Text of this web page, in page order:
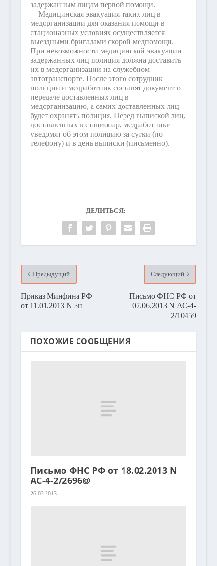
задержанным лицам первой помощи.
Медицинская эвакуация таких лиц в
медорганизации для оказания помощи в
стационарных условиях осуществляется
выездными бригадами скорой медпомощи.
При невозможности медицинской эвакуации
задержанных лиц полиция должна доставить
их в медорганизации на служебном
автотранспорте. После этого сотрудник
полиции и медработник составят документ о
передаче доставленных лиц в
медорганизацию, а самих доставленных лиц
будет охранять полиция. Перед выпиской лиц,
доставленных в стационар, медработники
уведомят об этом полицию за сутки (по
телефону) и в день выписки (письменно).
ДЕЛИТЬСЯ:
Предыдущий
Приказ Минфина РФ
от 11.01.2013 N 3н
Следующий
Письмо ФНС РФ от
07.06.2013 N АС-4-
2/10459
ПОХОЖИЕ СООБЩЕНИЯ
Письмо ФНС РФ от 18.02.2013 N
АС-4-2/2696@
26.02.2013